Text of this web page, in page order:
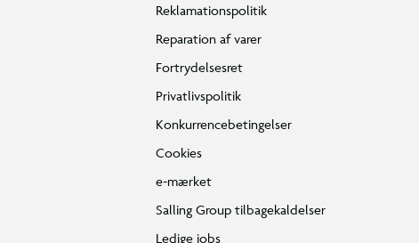
Reklamationspolitik
Reparation af varer
Fortrydelsesret
Privatlivspolitik
Konkurrencebetingelser
Cookies
e-mærket
Salling Group tilbagekaldelser
Ledige jobs